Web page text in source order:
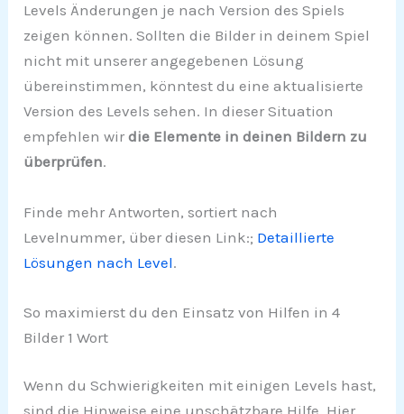
Levels Änderungen je nach Version des Spiels
zeigen können. Sollten die Bilder in deinem Spiel
nicht mit unserer angegebenen Lösung
übereinstimmen, könntest du eine aktualisierte
Version des Levels sehen. In dieser Situation
empfehlen wirdie Elemente in deinen Bildern zu
überprüfen.
Finde mehr Antworten, sortiert nach
Levelnummer, über diesen Link:; Detaillierte
Lösungen nach Level.
So maximierst du den Einsatz von Hilfen in 4
Bilder 1 Wort
Wenn du Schwierigkeiten mit einigen Levels hast,